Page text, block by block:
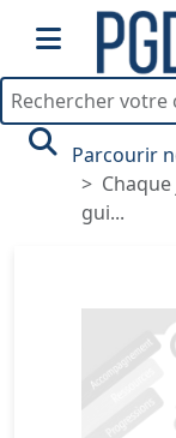
Parcourir
gui...